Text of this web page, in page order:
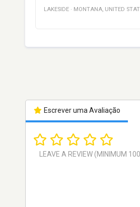
LAKESIDE · MONTANA, UNITED
Escrever uma Avaliação